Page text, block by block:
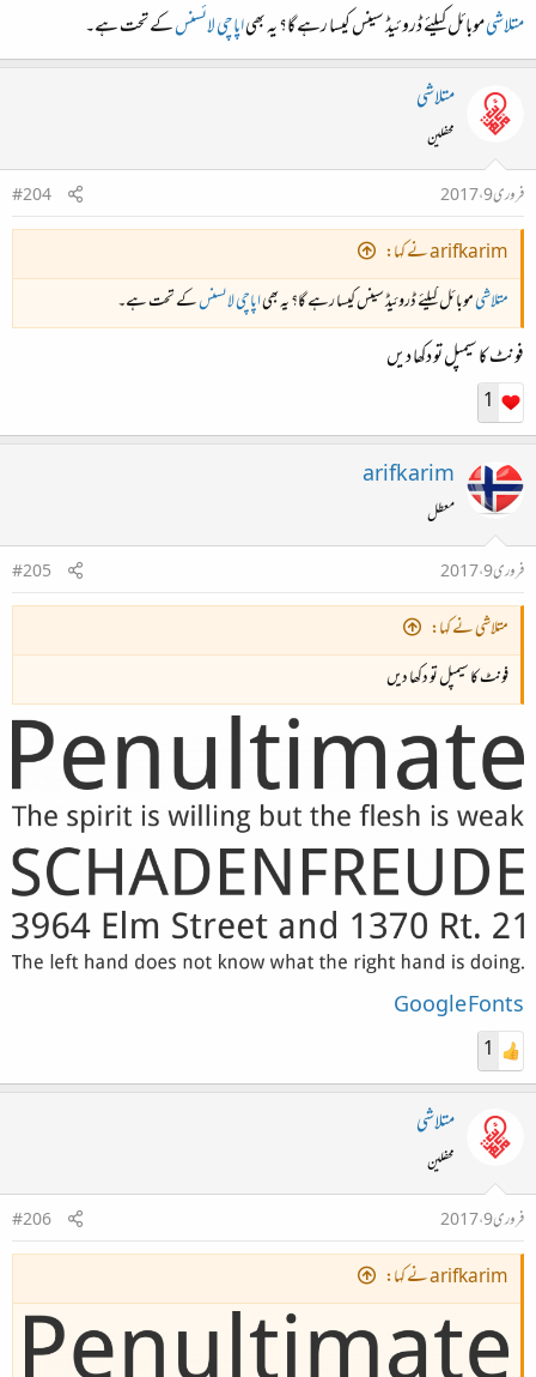
متلاشیموبائل کیلئے ڈروئیڈ سینس کیسا رہے گا؟ یہ بھیاپاچی لائسنسکے تحت ہے۔
متلاشی
محفلین
فروری 9، 2017
#204
arifkarim نے کہا:
متلاشیموبائل کیلئے ڈروئیڈ سینس کیسا رہے گا؟ یہ بھیاپاچی لائسنسکے تحت ہے۔
فونٹ کا سیمپل تو دکھا دیں
1
arifkarim
معطل
فروری 9، 2017
#205
متلاشی نے کہا:
فونٹ کا سیمپل تو دکھا دیں
Google Fonts
1
متلاشی
محفلین
فروری 9، 2017
#206
arifkarim نے کہا: